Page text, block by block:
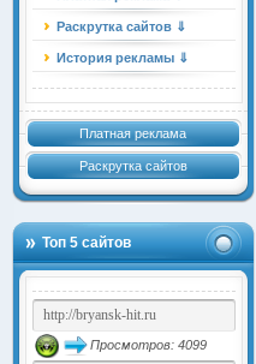
Раскрутка сайтов ⇓
История рекламы ⇓
Платная реклама
Раскрутка сайтов
Топ 5 сайтов
Просмотров: 4099